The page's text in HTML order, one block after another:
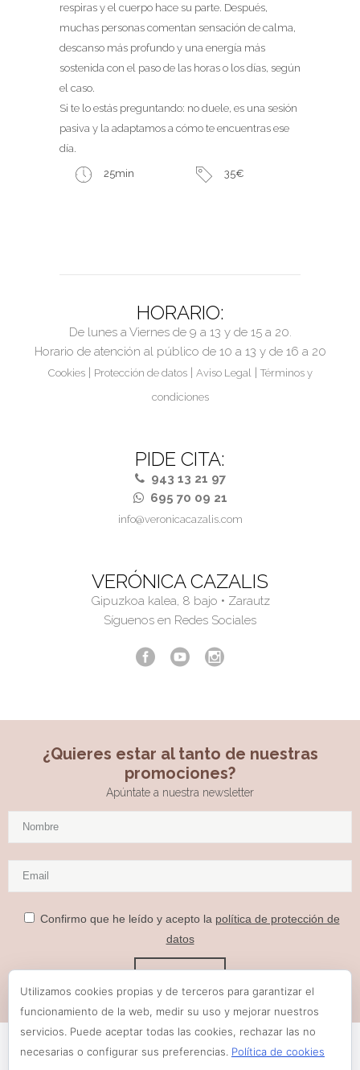
respiras y el cuerpo hace su parte. Después,
muchas personas comentan sensación de calma,
descanso más profundo y una energía más
sostenida con el paso de las horas o los días, según
el caso.
Si te lo estás preguntando: no duele, es una sesión
pasiva y la adaptamos a cómo te encuentras ese
día.
25min 35€
HORARIO:
De lunes a Viernes de 9 a 13 y de 15 a 20.
Horario de atención al público de 10 a 13 y de 16 a 20
Cookies| Protección de datos| Aviso Legal | Términos y
condiciones
PIDE CITA:
943 13 21 97
695 70 09 21
info@veronicacazalis.com
VERÓNICA CAZALIS
Gipuzkoa kalea, 8 bajo • Zarautz
Síguenos en Redes Sociales
¿Quieres estar al tanto de nuestras
promociones?
Apúntate a nuestra newsletter
Confirmo que he leído y acepto la política de protección de
datos
Utilizamos cookies propias y de terceros para garantizar el
funcionamiento de la web, medir su uso y mejorar nuestros
servicios. Puede aceptar todas las cookies, rechazar las no
necesarias o configurar sus preferencias. Política de cookies